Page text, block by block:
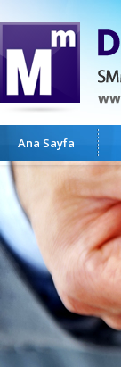
Ana Sayfa